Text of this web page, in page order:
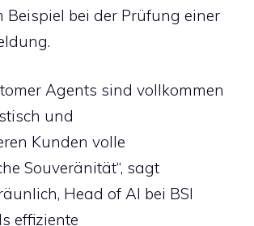
Beispiel bei der Prüfung einer
Agents sind vollkommen
und
Kunden volle
Souveränität“, sagt
Head of AI bei BSI
effiziente